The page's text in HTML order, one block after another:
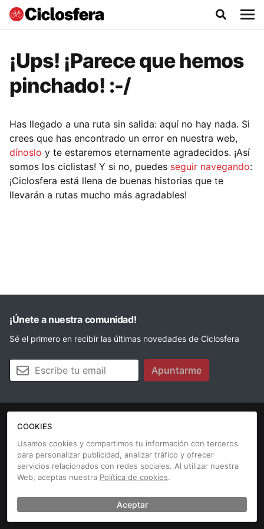
¡Ups! ¡Parece que hemos
pinchado! :-/
Has llegado a una ruta sin salida: aquí no hay nada. Si
crees que has encontrado un error en nuestra web,
dínoslo y te estaremos eternamente agradecidos. ¡Así
somos los ciclistas! Y si no, puedes seguir navegando:
¡Ciclosfera está llena de buenas historias que te
llevarán a rutas mucho más agradables!
¡Únete a nuestra comunidad!
Sé el primero en recibir las últimas novedades de Ciclosfera
Tu email Apuntarme
La revista
Aviso legal Política de cookies
COOKIES
Usamos cookies y compartimos tu información con terceros
para personalizar publicidad, analizar tráfico y ofrecer
servicios relacionados con redes sociales. Al utilizar nuestra
Web, aceptas nuestra Política de cookies.
Aceptar